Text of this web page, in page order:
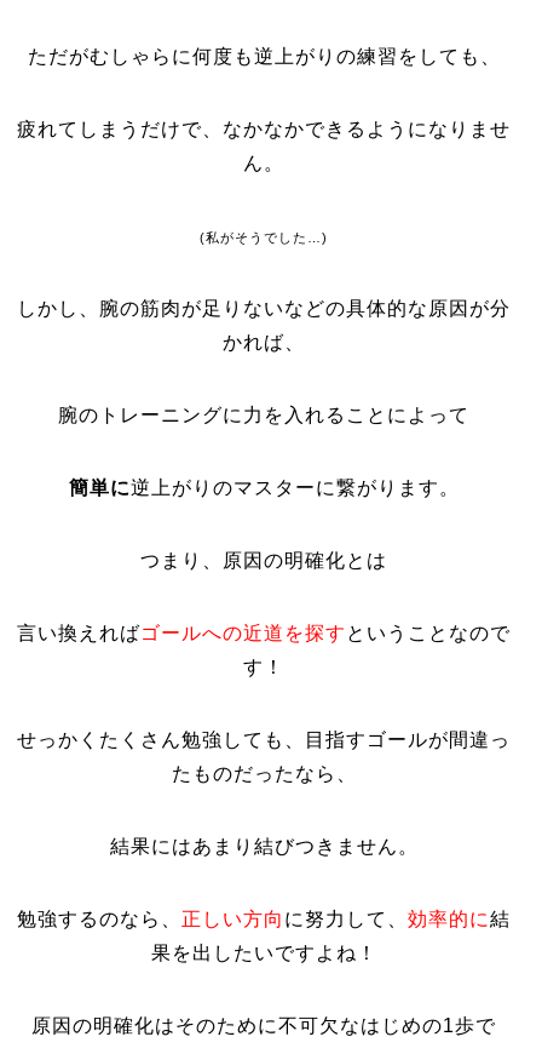
ただがむしゃらに何度も逆上がりの練習をしても、
疲れてしまうだけで、なかなかできるようになりませ
ん。
(私がそうでした…)
しかし、腕の筋肉が足りないなどの具体的な原因が分
かれば、
腕のトレーニングに力を入れることによって
簡単に逆上がりのマスターに繋がります。
つまり、原因の明確化とは
言い換えればゴールへの近道を探す ということなので
す ！
せっかくたくさん勉強しても、目指すゴールが間違っ
たものだったなら、
結果にはあまり結びつきません。
勉強するのなら、 正しい方向 に努力して、効率的に結
果を出したいですよね！
原因の明確化はそのために不可欠なはじめの1歩で